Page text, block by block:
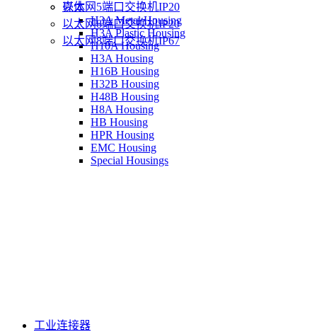
壳体
H3A Metal Housing
H3A Plastic Housing
H10A Housing
H3A Housing
H16B Housing
H32B Housing
H48B Housing
H8A Housing
HB Housing
HPR Housing
EMC Housing
Special Housings
以太网5端口交换机IP20
以太网8端口交换机IP20
以太网8端口交换机IP67
工业连接器